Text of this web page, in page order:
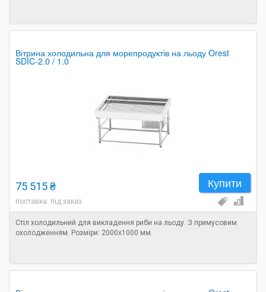
Вітрина холодильна для морепродуктів на льоду Orest
SDIC-2.0 / 1.0
Купити
75 515 ₴
поставка: під заказ
Стіл холодильний для викладення риби на льоду. З примусовим
охолодженням. Розміри: 2000х1000 мм.